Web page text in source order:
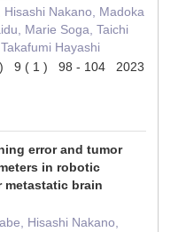
Nakano, Madoka
Marie Soga, Taichi
Hayashi
9 ( 1 ) 98 - 104 2023
error and tumor
in robotic
brain
Hisashi Nakano,